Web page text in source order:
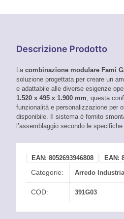
P495
MM
quantità
Descrizione Prodotto
La combinazione modulare Fami
soluzione progettata per creare un
e adattabile alle diverse esigenze
1.520 x 495 x 1.900 mm, questa
funzionalità e personalizzazione per
disponibile.
Il sistema è fornito
l’assemblaggio secondo le
EAN: 8052693946808 EAN:
Categorie: Arredo
COD: 391G03